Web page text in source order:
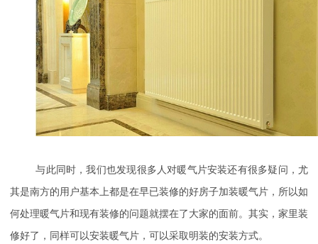
与此同时，我们也发现很多人对暖气片安装还有很多疑问，尤
其是南方的用户基本上都是在早已装修的好房子加装暖气片，所以如
何处理暖气片和现有装修的问题就摆在了大家的面前。其实，家里装
修好了，同样可以安装暖气片，可以采取明装的安装方式。